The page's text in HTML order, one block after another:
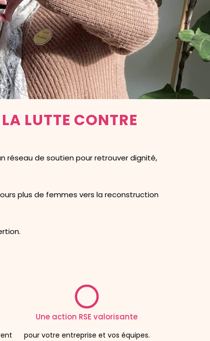
LUTTE CONTRE
réseau de soutien pour retrouver dignité,
plus de femmes vers la reconstruction
Une action RSE valorisante
pour votre entreprise et vos équipes.